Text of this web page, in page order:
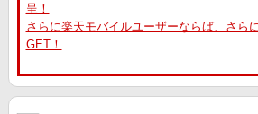
呈！
さらに楽天モバイルユーザーならば、さら
GET！